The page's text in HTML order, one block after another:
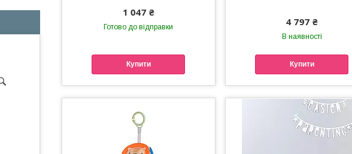
1 047 ₴
Готово до відправки
Купити
4 797 ₴
В наявності
Купити